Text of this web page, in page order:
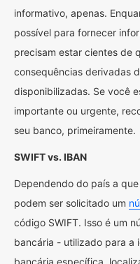
informativo, apenas.
possível para fornecer
precisam estar cientes de
consequências derivadas
disponibilizadas. Se você
importante ou urgente,
seu banco, primeiramente.
SWIFT vs. IBAN
Dependendo do país a
podem ser solicitado um
código SWIFT. Isso é um
bancária - utilizado para a
bancária específica,